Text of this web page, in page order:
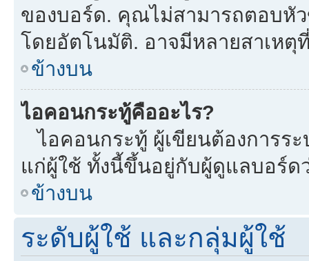
ของบอร์ด. คุณไม่สามารถตอบหั
โดยอัตโนมัติ. อาจมีหลายสาเหตุ
ข้างบน
ไอคอนกระทู้คืออะไร?
ไอคอนกระทู้ ผู้เขียนต้องการร
แก่ผู้ใช้ ทั้งนี้ขึ้นอยู่กับผู้ดูแลบอร์ด
ข้างบน
ระดับผู้ใช้ และกลุ่มผู้ใช้